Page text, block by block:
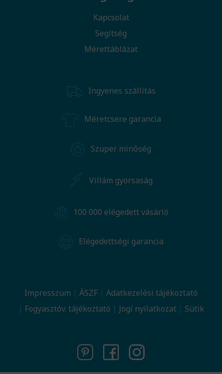
Kapcsolat
Segítség
Mérettáblázat
Ingyenes szállítás
Méretcsere garancia
Szuper minőség
Villám gyorsaság
100 000 elégedett vásárló
Elégedettségi garancia
Impresszum ÁSZF
Adatkezelési tájékoztató
Fogyasztóv. tájékoztató
Jogi nyilatkozat Sütik